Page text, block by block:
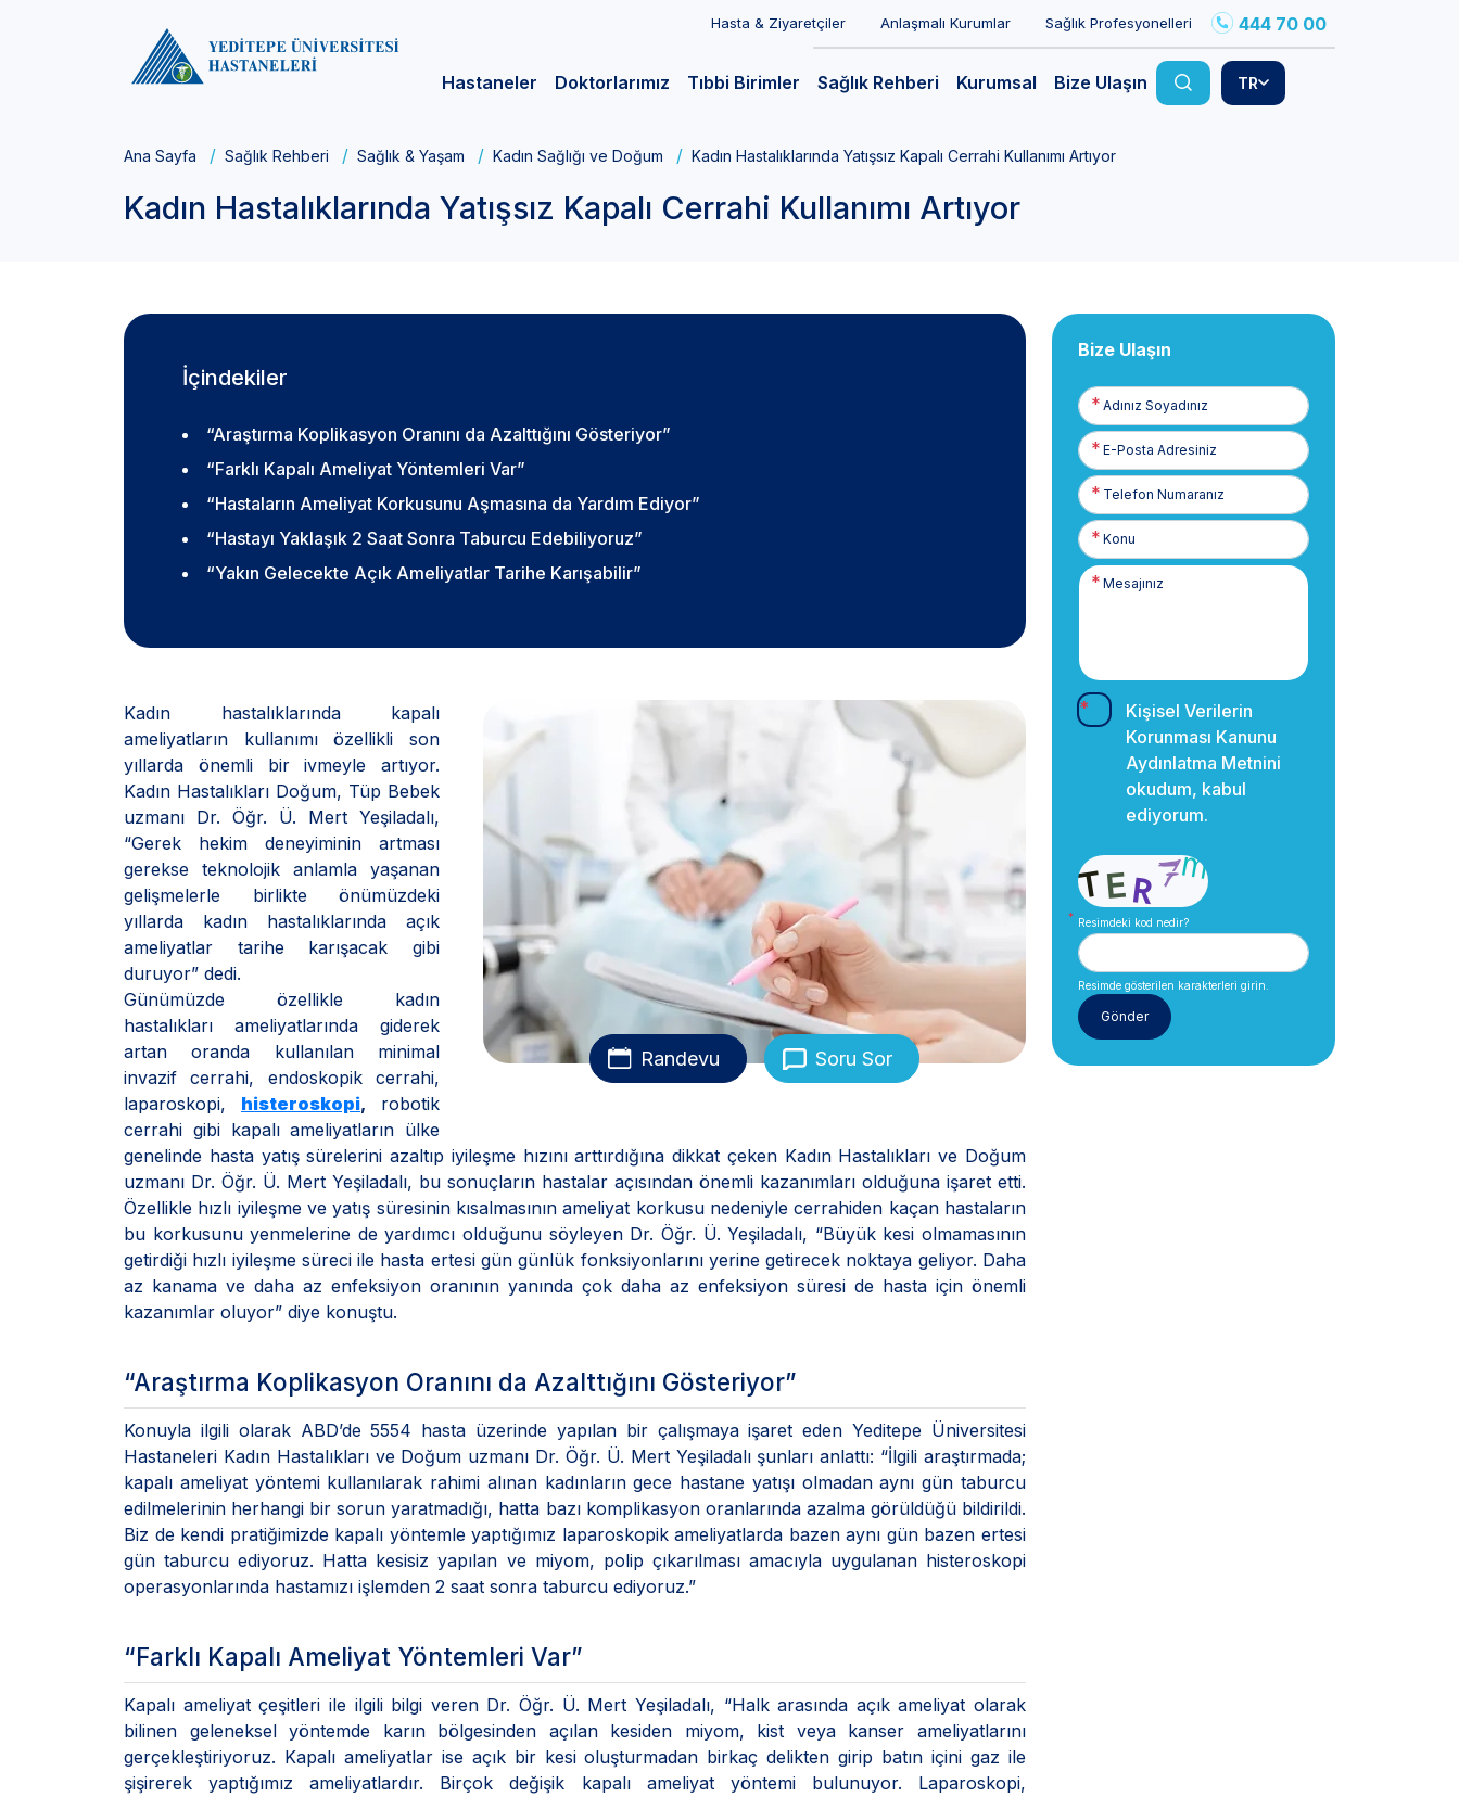
Hasta & Ziyaretçiler Anlaşmalı Kurumlar Sağlık Profesyonelleri 444 70 00
Hastaneler Doktorlarımız Tıbbi Birimler Sağlık Rehberi Kurumsal Bize Ulaşın TR
Ana Sayfa Sağlık Rehberi Sağlık & Yaşam Kadın Sağlığı ve Doğum Kadın Hastalıklarında Yatışsız Kapalı Cerrahi Kullanımı Artıyor
Kadın Hastalıklarında Yatışsız Kapalı Cerrahi Kullanımı Artıyor
İçindekiler
“Araştırma Koplikasyon Oranını da Azalttığını Gösteriyor”
“Farklı Kapalı Ameliyat Yöntemleri Var”
“Hastaların Ameliyat Korkusunu Aşmasına da Yardım Ediyor”
“Hastayı Yaklaşık 2 Saat Sonra Taburcu Edebiliyoruz”
“Yakın Gelecekte Açık Ameliyatlar Tarihe Karışabilir”
Randevu Soru Sor
Kadın hastalıklarında kapalı
ameliyatların kullanımı özellikli son
yıllarda önemli bir ivmeyle artıyor.
Kadın Hastalıkları Doğum, Tüp Bebek
uzmanı Dr. Öğr. Ü. Mert Yeşiladalı,
“Gerek hekim deneyiminin artması
gerekse teknolojik anlamla yaşanan
gelişmelerle birlikte önümüzdeki
yıllarda kadın hastalıklarında açık
ameliyatlar tarihe karışacak gibi
duruyor” dedi.
Günümüzde özellikle kadın
hastalıkları ameliyatlarında giderek
artan oranda kullanılan minimal
invazif cerrahi, endoskopik cerrahi,
laparoskopi, histeroskopi, robotik
cerrahi gibi kapalı ameliyatların ülke
genelinde hasta yatış sürelerini azaltıp iyileşme hızını arttırdığına dikkat çeken Kadın Hastalıkları ve Doğum
uzmanı Dr. Öğr. Ü. Mert Yeşiladalı, bu sonuçların hastalar açısından önemli kazanımları olduğuna işaret etti.
Özellikle hızlı iyileşme ve yatış süresinin kısalmasının ameliyat korkusu nedeniyle cerrahiden kaçan hastaların
bu korkusunu yenmelerine de yardımcı olduğunu söyleyen Dr. Öğr. Ü. Yeşiladalı, “Büyük kesi olmamasının
getirdiği hızlı iyileşme süreci ile hasta ertesi gün günlük fonksiyonlarını yerine getirecek noktaya geliyor. Daha
az kanama ve daha az enfeksiyon oranının yanında çok daha az enfeksiyon süresi de hasta için önemli
kazanımlar oluyor” diye konuştu.
“Araştırma Koplikasyon Oranını da Azalttığını Gösteriyor”
Konuyla ilgili olarak ABD’de 5554 hasta üzerinde yapılan bir çalışmaya işaret eden Yeditepe Üniversitesi
Hastaneleri Kadın Hastalıkları ve Doğum uzmanı Dr. Öğr. Ü. Mert Yeşiladalı şunları anlattı: “İlgili araştırmada;
kapalı ameliyat yöntemi kullanılarak rahimi alınan kadınların gece hastane yatışı olmadan aynı gün taburcu
edilmelerinin herhangi bir sorun yaratmadığı, hatta bazı komplikasyon oranlarında azalma görüldüğü bildirildi.
Biz de kendi pratiğimizde kapalı yöntemle yaptığımız laparoskopik ameliyatlarda bazen aynı gün bazen ertesi
gün taburcu ediyoruz. Hatta kesisiz yapılan ve miyom, polip çıkarılması amacıyla uygulanan histeroskopi
operasyonlarında hastamızı işlemden 2 saat sonra taburcu ediyoruz.”
“Farklı Kapalı Ameliyat Yöntemleri Var”
Kapalı ameliyat çeşitleri ile ilgili bilgi veren Dr. Öğr. Ü. Mert Yeşiladalı, “Halk arasında açık ameliyat olarak
bilinen geleneksel yöntemde karın bölgesinden açılan kesiden miyom, kist veya kanser ameliyatlarını
gerçekleştiriyoruz. Kapalı ameliyatlar ise açık bir kesi oluşturmadan birkaç delikten girip batın içini gaz ile
şişirerek yaptığımız ameliyatlardır. Birçok değişik kapalı ameliyat yöntemi bulunuyor. Laparoskopi,
Bize Ulaşın
Adınız
Soyadınız
E-
Posta
Telefon
Numaranız
Kişisel Verilerin
Korunması Kanunu
Aydınlatma Metnini
okudum, kabul
ediyorum.
Resimdeki kod nedir?
Resimde gösterilen karakterleri girin.